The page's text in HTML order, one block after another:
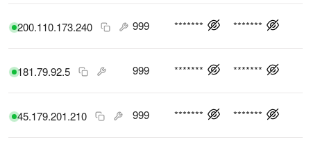
200.110.173.240 999 ******* *******
181.79.92.5 999 ******* *******
45.179.201.210 999 ******* *******